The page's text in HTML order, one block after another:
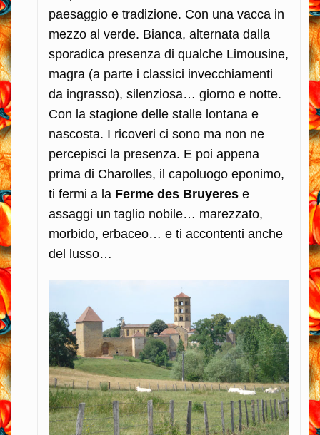
paesaggio e tradizione. Con una vacca in
mezzo al verde. Bianca, alternata dalla
sporadica presenza di qualche Limousine,
magra (a parte i classici invecchiamenti
da ingrasso), silenziosa… giorno e notte.
Con la stagione delle stalle lontana e
nascosta. I ricoveri ci sono ma non ne
percepisci la presenza. E poi appena
prima di Charolles, il capoluogo eponimo,
ti fermi a la Ferme des Bruyeres e
assaggi un taglio nobile… marezzato,
morbido, erbaceo… e ti accontenti anche
del lusso…